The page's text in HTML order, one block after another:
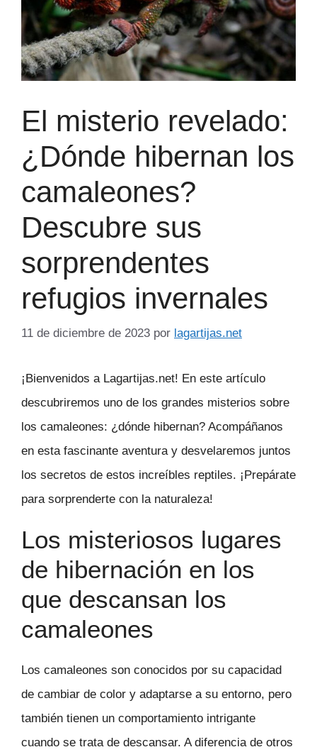
El misterio revelado:
¿Dónde hibernan los
camaleones?
Descubre sus
sorprendentes
refugios invernales
11 de diciembre de 2023 por lagartijas.net
¡Bienvenidos a Lagartijas.net! En este artículo
descubriremos uno de los grandes misterios sobre
los camaleones: ¿dónde hibernan? Acompáñanos
en esta fascinante aventura y desvelaremos juntos
los secretos de estos increíbles reptiles. ¡Prepárate
para sorprenderte con la naturaleza!
Los misteriosos lugares
de hibernación en los
que descansan los
camaleones
Los camaleones son conocidos por su capacidad
de cambiar de color y adaptarse a su entorno, pero
también tienen un comportamiento intrigante
cuando se trata de descansar. A diferencia de otros